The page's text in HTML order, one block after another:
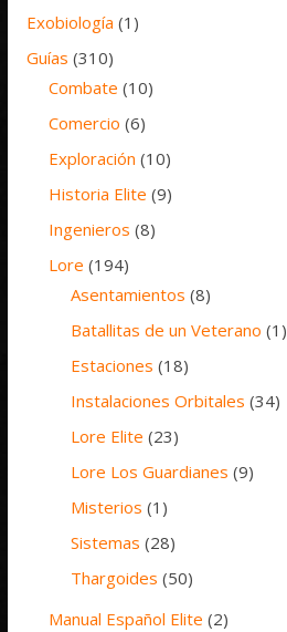
Exobiología (1)
Guías (310)
Combate (10)
Comercio (6)
Exploración (10)
Historia Elite (9)
Ingenieros (8)
Lore (194)
Asentamientos (8)
Batallitas de un Veterano (1)
Estaciones (18)
Instalaciones Orbitales (34)
Lore Elite (23)
Lore Los Guardianes (9)
Misterios (1)
Sistemas (28)
Thargoides (50)
Manual Español Elite (2)